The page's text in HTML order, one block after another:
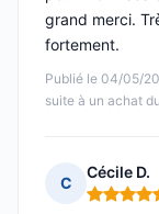
Publié le 04/05/
suite à un achat
grand merci.
fortement.
C
Cécile D.
Note : 5